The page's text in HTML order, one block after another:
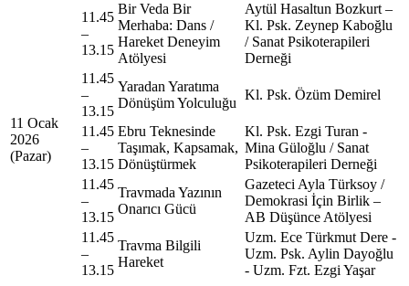
11 Ocak
2026
(Pazar)
11.45
–
13.15
Bir Veda Bir
Merhaba: Dans /
Hareket Deneyim
Atölyesi
Aytül Hasaltun Bozkurt –
Kl. Psk. Zeynep Kaboğlu
/ Sanat Psikoterapileri
Derneği
11.45
–
13.15
Yaradan Yaratıma
Dönüşüm Yolculuğu
Kl. Psk. Özüm Demirel
11.45
–
13.15
Ebru Teknesinde
Taşımak, Kapsamak,
Dönüştürmek
Kl. Psk. Ezgi Turan -
Mina Güloğlu / Sanat
Psikoterapileri Derneği
11.45
–
13.15
Travmada Yazının
Onarıcı Gücü
Gazeteci Ayla Türksoy /
Demokrasi İçin Birlik –
AB Düşünce Atölyesi
11.45
–
13.15
Travma Bilgili
Hareket
Uzm. Ece Türkmut Dere -
Uzm. Psk. Aylin Dayoğlu
- Uzm. Fzt. Ezgi Yaşar